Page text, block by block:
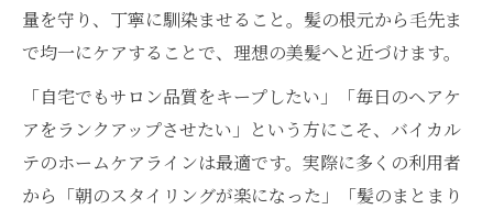
量を守り、丁寧に馴染ませること。髪の根元から毛先ま
で均一にケアすることで、理想の美髪へと近づけます。
「自宅でもサロン品質をキープしたい」「毎日のヘアケ
アをランクアップさせたい」という方にこそ、バイカル
テのホームケアラインは最適です。実際に多くの利用者
から「朝のスタイリングが楽になった」「髪のまとまり